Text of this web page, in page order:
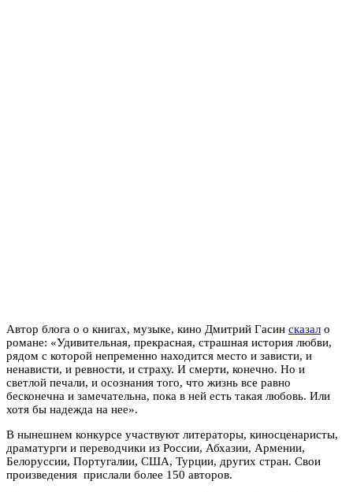
Автор блога о о книгах, музыке, кино Дмитрий Гасин сказал о
романе: «Удивительная, прекрасная, страшная история любви,
рядом с которой непременно находится место и зависти, и
ненависти, и ревности, и страху. И смерти, конечно. Но и
светлой печали, и осознания того, что жизнь все равно
бесконечна и замечательна, пока в ней есть такая любовь. Или
хотя бы надежда на нее».
В нынешнем конкурсе участвуют литераторы, киносценаристы,
драматурги и переводчики из России, Абхазии, Армении,
Белоруссии, Португалии, США, Турции, других стран. Свои
произведения прислали более 150 авторов.